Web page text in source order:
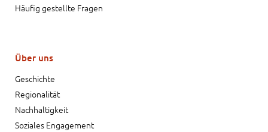
Häufig gestellte Fragen
Über uns
Geschichte
Regionalität
Nachhaltigkeit
Soziales Engagement